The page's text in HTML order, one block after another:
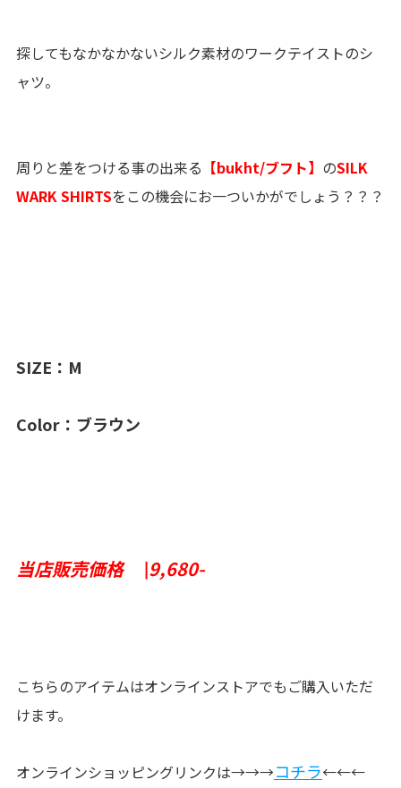
探してもなかなかないシルク素材のワークテイストのシ
ャツ。
周りと差をつける事の出来る 【bukht/ブフト】 のSILK
WARK SHIRTSをこの機会にお一ついかがでしょう？？？
SIZE：M
Color：ブラウン
当店販売価格 \9,680-
こちらのアイテムはオンラインストアでもご購入いただ
けます。
オンラインショッピングリンクは→→→コチラ←←←